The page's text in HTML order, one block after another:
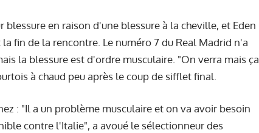
blessure en raison d'une blessure à la cheville, et Eden
fin de la rencontre. Le numéro 7 du Real Madrid n'a
la blessure est d'ordre musculaire. "On verra mais ça
à chaud peu après le coup de sifflet final.
: "Il a un problème musculaire et on va avoir besoin
contre l'Italie", a avoué le sélectionneur des